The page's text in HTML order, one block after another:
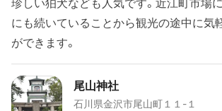
珍しい狛犬なども人気です。近江町市場
にも続いていることから観光の途中に気
ができます。
尾山神社
石川県金沢市尾山町１１-１